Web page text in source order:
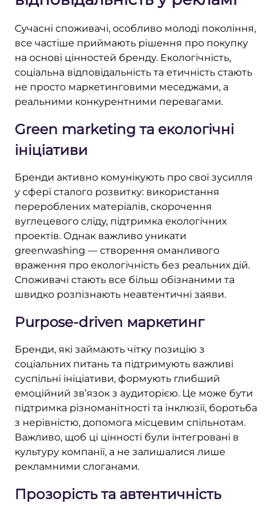
Сучасні споживачі, особливо молоді покоління,
все частіше приймають рішення про покупку
на основі цінностей бренду. Екологічність,
соціальна відповідальність та етичність стають
не просто маркетинговими меседжами, а
реальними конкурентними перевагами.
Green marketing та екологічні
ініціативи
Бренди активно комунікують про свої зусилля
у сфері сталого розвитку: використання
перероблених матеріалів, скорочення
вуглецевого сліду, підтримка екологічних
проектів. Однак важливо уникати
greenwashing — створення оманливого
враження про екологічність без реальних дій.
Споживачі стають все більш обізнаними та
швидко розпізнають неавтентичні заяви.
Purpose-driven маркетинг
Бренди, які займають чітку позицію з
соціальних питань та підтримують важливі
суспільні ініціативи, формують глибший
емоційний зв’язок з аудиторією. Це може бути
підтримка різноманітності та інклюзії, боротьба
з нерівністю, допомога місцевим спільнотам.
Важливо, щоб ці цінності були інтегровані в
культуру компанії, а не залишалися лише
рекламними слоганами.
Прозорість та автентичність